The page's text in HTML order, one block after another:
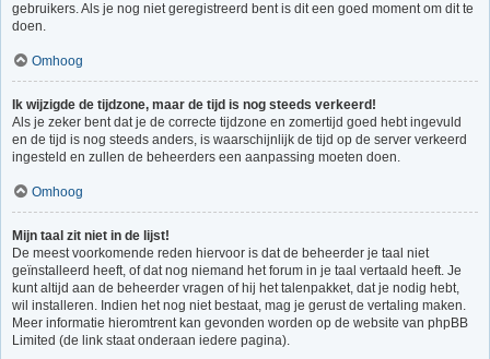
gebruikers. Als je nog niet geregistreerd bent is dit een goed moment om dit te
doen.
Omhoog
Ik wijzigde de tijdzone, maar de tijd is nog steeds verkeerd!
Als je zeker bent dat je de correcte tijdzone en zomertijd goed hebt ingevuld
en de tijd is nog steeds anders, is waarschijnlijk de tijd op de server verkeerd
ingesteld en zullen de beheerders een aanpassing moeten doen.
Omhoog
Mijn taal zit niet in de lijst!
De meest voorkomende reden hiervoor is dat de beheerder je taal niet
geïnstalleerd heeft, of dat nog niemand het forum in je taal vertaald heeft. Je
kunt altijd aan de beheerder vragen of hij het talenpakket, dat je nodig hebt,
wil installeren. Indien het nog niet bestaat, mag je gerust de vertaling maken.
Meer informatie hieromtrent kan gevonden worden op de website van phpBB
Limited (de link staat onderaan iedere pagina).